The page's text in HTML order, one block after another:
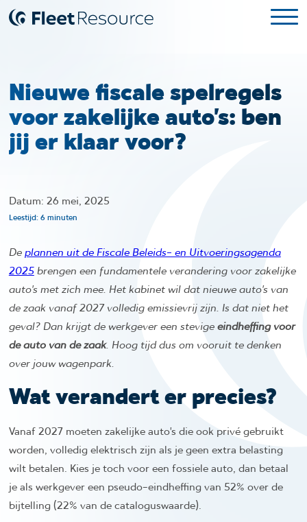
Nieuwe fiscale spelregels
voor zakelijke auto’s: ben
jij er klaar voor?
Datum: 26 mei, 2025
Leestijd: 6 minuten
Deplannen uit de Fiscale Beleids- en Uitvoeringsagenda
2025brengen een fundamentele verandering voor zakelijke
auto’s met zich mee. Het kabinet wil dat nieuwe auto’s van
de zaak vanaf 2027 volledig emissievrij zijn. Is dat niet het
geval? Dan krijgt de werkgever een stevigeeindheffing voor
de auto van de zaak. Hoog tijd dus om vooruit te denken
over jouw wagenpark.
Wat verandert er precies?
Vanaf 2027 moeten zakelijke auto’s die ook privé gebruikt
worden, volledig elektrisch zijn als je geen extra belasting
wilt betalen. Kies je toch voor een fossiele auto, dan betaal
je als werkgever een pseudo-eindheffing van 52% over de
bijtelling (22% van de cataloguswaarde).